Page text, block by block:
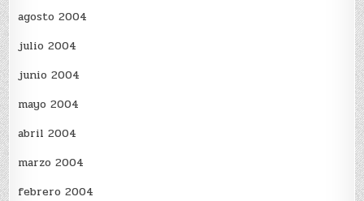
agosto 2004
julio 2004
junio 2004
mayo 2004
abril 2004
marzo 2004
febrero 2004